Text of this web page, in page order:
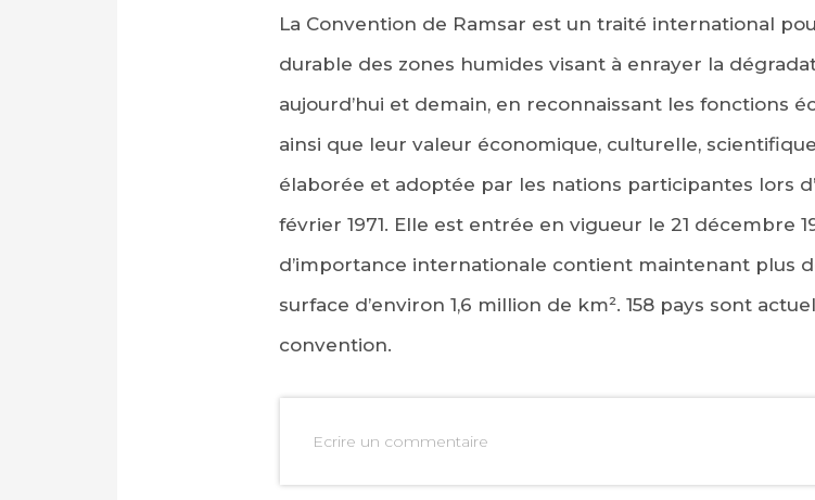
La Convention de Ramsar est un traité international
durable des zones humides visant à enrayer la
aujourd’hui et demain, en reconnaissant les fonctions
ainsi que leur valeur économique, culturelle,
élaborée et adoptée par les nations participantes lors
février 1971. Elle est entrée en vigueur le 21 décembre
d’importance internationale contient maintenant plus
surface d’environ 1,6 million de km². 158 pays sont
convention.
Ecrire un commentaire